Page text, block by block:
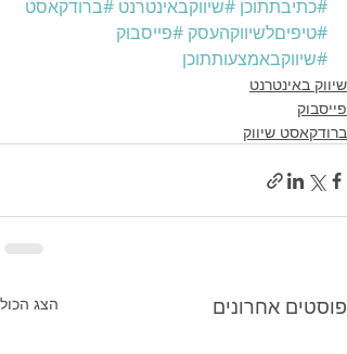
#כתיבתתוכן #שיווקבאינטרנט #ברודקאסט
#טיפיםלשיווקהעסק #פייסבוק
#שיווקבאמצעותתוכן
שיווק באינטרנט
פייסבוק
ברודקאסט שיווק
פוסטים אחרונים הצג הכול